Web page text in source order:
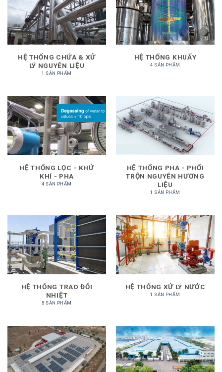
HỆ THỐNG CHỨA & XỬ
LÝ NGUYÊN LIỆU
1 SẢN PHẨM
HỆ THỐNG KHUẤY
4 SẢN PHẨM
HỆ THỐNG LỌC - KHỬ
KHÍ - PHA
4 SẢN PHẨM
HỆ THỐNG PHA - PHỐI
TRỘN NGUYÊN HƯƠNG
LIỆU
1 SẢN PHẨM
HỆ THỐNG TRAO ĐỔI
NHIỆT
5 SẢN PHẨM
HỆ THỐNG XỬ LÝ NƯỚC
1 SẢN PHẨM